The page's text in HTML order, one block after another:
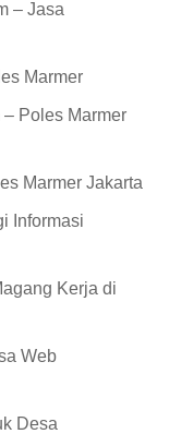
– Jasa
Marmer
Poles Marmer
Marmer Jakarta
Informasi
Kerja di
Web
Desa